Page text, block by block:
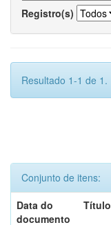
Registro(s)
Resultado 1-1 de 1.
Conjunto de itens:
Data do
documento
Título